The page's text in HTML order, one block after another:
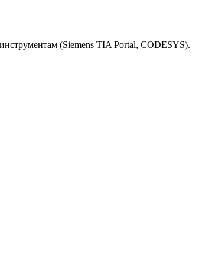
(Siemens TIA Portal, CODESYS).